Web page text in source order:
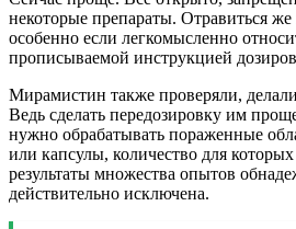
некоторые препараты. Отравиться
особенно если легкомысленно
прописываемой инструкцией
Мирамистин также проверяли,
Ведь сделать передозировку им
нужно обрабатывать пораженные
или капсулы, количество для
результаты множества опытов
действительно исключена.